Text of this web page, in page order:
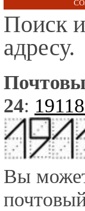
Поиск
адресу.
24:
Вы